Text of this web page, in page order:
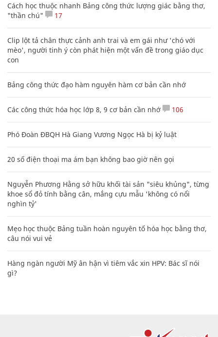
Cách học thuộc nhanh Bảng công thức lượng giác bằng thơ,
"thần chú"
17
Clip lột tả chân thực cảnh anh trai và em gái như 'chó với
mèo', người tinh ý còn phát hiện một vấn đề trong giáo dục
con
Bảng công thức đạo hàm nguyên hàm cơ bản cần nhớ
Các công thức hóa học lớp 8, 9 cơ bản cần nhớ 106
Phó Đoàn ĐBQH Hà Giang Vương Ngọc Hà bị kỷ luật
20 số điện thoại ma ám bạn không bao giờ nên gọi
Nguyễn Phương Hằng sở hữu khối tài sản "siêu khủng", từng
khoe sổ đỏ tính bằng cân, mắng cựu mẫu 'không có nổi
nghìn tỷ'
Mẹo học thuộc Bảng tuần hoàn nguyên tố hóa học bằng thơ,
câu nói vui vẻ
Hàng ngàn người Mỹ ân hận vì tiêm vắc xin HPV: Bác sĩ nói
gì?